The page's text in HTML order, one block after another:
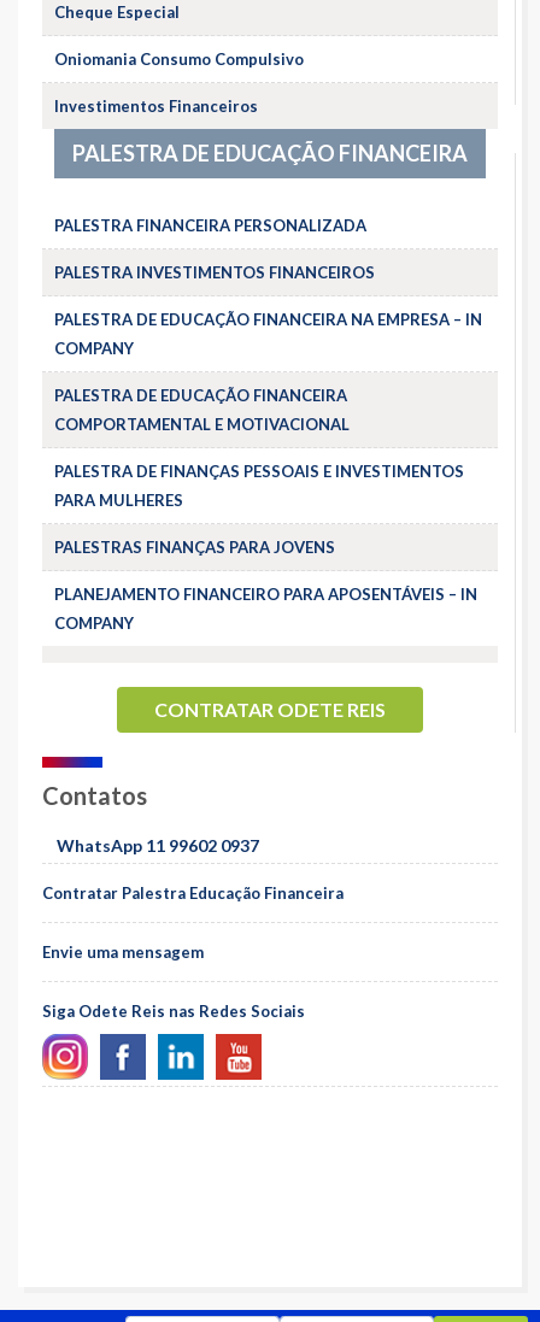
Cheque Especial
Oniomania Consumo Compulsivo
Investimentos Financeiros
PALESTRA DE EDUCAÇÃO FINANCEIRA
PALESTRA FINANCEIRA PERSONALIZADA
PALESTRA INVESTIMENTOS FINANCEIROS
PALESTRA DE EDUCAÇÃO FINANCEIRA NA EMPRESA – IN
COMPANY
PALESTRA DE EDUCAÇÃO FINANCEIRA
COMPORTAMENTAL E MOTIVACIONAL
PALESTRA DE FINANÇAS PESSOAIS E INVESTIMENTOS
PARA MULHERES
PALESTRAS FINANÇAS PARA JOVENS
PLANEJAMENTO FINANCEIRO PARA APOSENTÁVEIS – IN
COMPANY
CONTRATAR ODETE REIS
Contatos
WhatsApp 11 99602 0937
Contratar Palestra Educação Financeira
Envie uma mensagem
Siga Odete Reis nas Redes Sociais